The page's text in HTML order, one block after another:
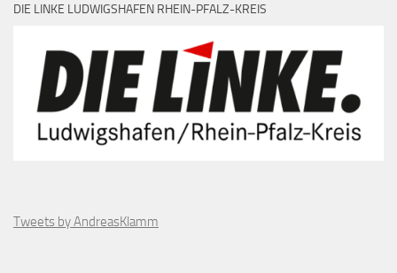
DIE LINKE LUDWIGSHAFEN RHEIN-PFALZ-KREIS
Tweets by AndreasKlamm